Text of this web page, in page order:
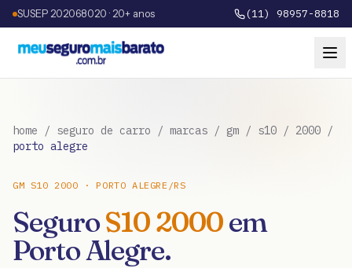
SUSEP 202068020 · 20+ anos (11) 98957-8818
home / seguro de carro / marcas / gm / s10 / 2000 /
porto alegre
GM S10 2000 ·PORTO ALEGRE /RS
SeguroS102000em
Porto Alegre.